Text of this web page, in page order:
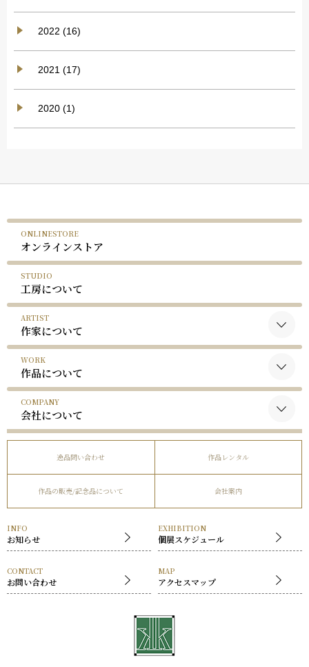
2022 (16)
2021 (17)
2020 (1)
ONLINESTORE
オンラインストア
STUDIO
工房について
ARTIST
作家について
黒木国昭について
谷口榮について
略歴
受賞歴
WORK
作品について
黒木国昭の作品
谷口榮の作品
COMPANY
会社について
社長挨拶
逸品問い合わせ 作品レンタル
作品の販売/記念品について 会社案内
INFO
お知らせ
EXHIBITION
個展スケジュール
CONTACT
お問い合わせ
MAP
アクセスマップ